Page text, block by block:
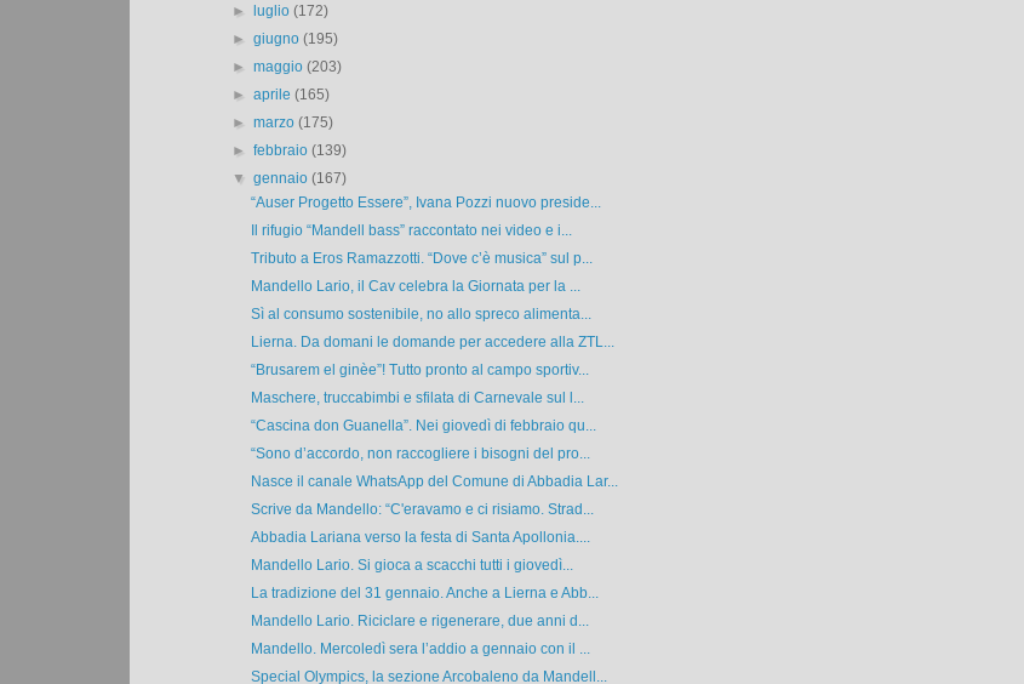
►
luglio(172)
►giugno(195)
►maggio(203)
►aprile(165)
►marzo(175)
►febbraio(139)
▼gennaio(167)
“Auser Progetto Essere”, Ivana Pozzi nuovo preside...
Il rifugio “Mandell bass” raccontato nei video e i...
Tributo a Eros Ramazzotti. “Dove c’è musica” sul p...
Mandello Lario, il Cav celebra la Giornata per la ...
Sì al consumo sostenibile, no allo spreco alimenta...
Lierna. Da domani le domande per accedere alla ZTL...
“Brusarem el ginèe”! Tutto pronto al campo sportiv...
Maschere, truccabimbi e sfilata di Carnevale sul l...
“Cascina don Guanella”. Nei giovedì di febbraio qu...
“Sono d’accordo, non raccogliere i bisogni del pro...
Nasce il canale WhatsApp del Comune di Abbadia Lar...
Scrive da Mandello: “C'eravamo e ci risiamo. Strad...
Abbadia Lariana verso la festa di Santa Apollonia....
Mandello Lario. Si gioca a scacchi tutti i giovedì...
La tradizione del 31 gennaio. Anche a Lierna e Abb...
Mandello Lario. Riciclare e rigenerare, due anni d...
Mandello. Mercoledì sera l’addio a gennaio con il ...
Special Olympics, la sezione Arcobaleno da Mandell...